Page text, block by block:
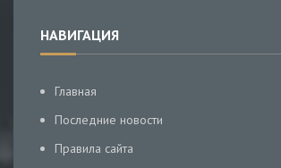
НАВИГАЦИЯ
Главная
Последние новости
Правила сайта